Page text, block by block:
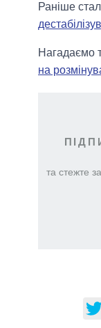
Раніше
Нагадаємо
на
та стежте